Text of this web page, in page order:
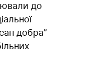
до
добра”